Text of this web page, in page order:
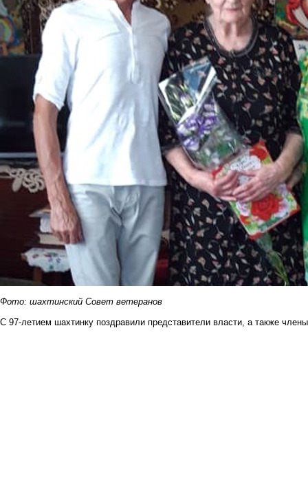
Фото: шахтинский Совет ветеранов
С 97-летием шахтинку поздравили представители власти, а также